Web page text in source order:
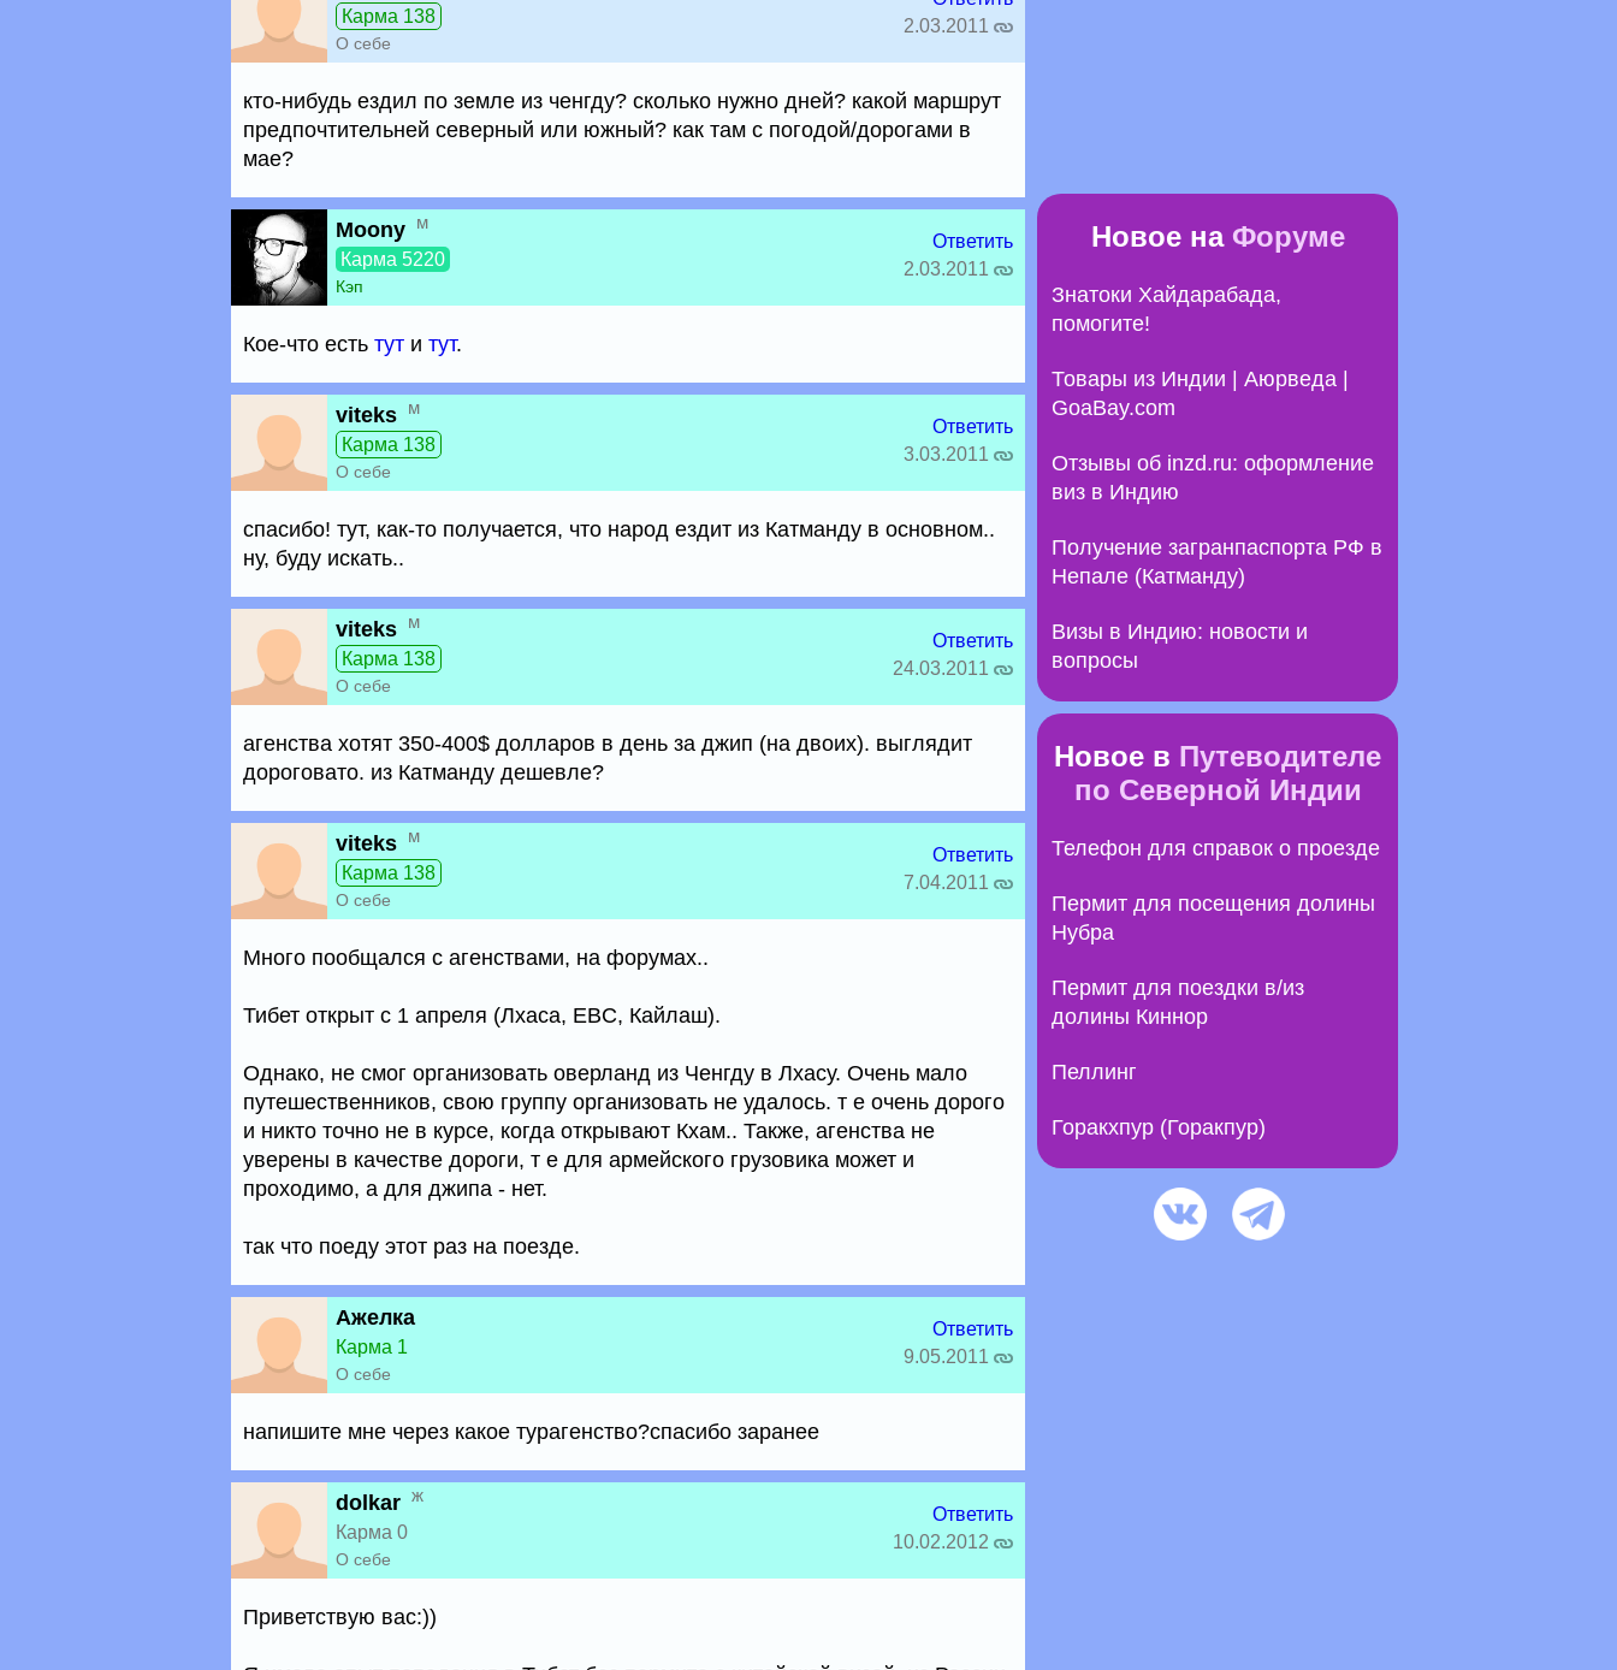
Карма 138
О себе
2.03.2011
кто-нибудь ездил по земле из ченгду? сколько нужно дней? какой маршрут
предпочтительней северный или южный? как там с погодой/дорогами в
мае?
Moony м
Карма 5220
Кэп
Ответить
2.03.2011
Кое-что есть тут и тут.
viteks м
Карма 138
О себе
Ответить
3.03.2011
спасибо! тут, как-то получается, что народ ездит из Катманду в основном..
ну, буду искать..
viteks м
Карма 138
О себе
Ответить
24.03.2011
агенства хотят 350-400$ долларов в день за джип (на двоих). выглядит
дороговато. из Катманду дешевле?
viteks м
Карма 138
О себе
Ответить
7.04.2011
Много пообщался с агенствами, на форумах..
Тибет открыт с 1 апреля (Лхаса, EBC, Кайлаш).
Однако, не смог организовать оверланд из Ченгду в Лхасу. Очень мало
путешественников, свою группу организовать не удалось. т е очень дорого
и никто точно не в курсе, когда открывают Кхам.. Также, агенства не
уверены в качестве дороги, т е для армейского грузовика может и
проходимо, а для джипа - нет.
так что поеду этот раз на поезде.
Ажелка
Карма 1
О себе
Ответить
9.05.2011
напишите мне через какое турагенство?спасибо заранее
dolkar ж
Карма 0
О себе
Ответить
10.02.2012
Приветствую вас:))
Новое на Форуме
Знатоки Хайдарабада,
помогите!
Товары из Индии | Аюрведа |
GoaBay.com
Отзывы об inzd.ru: оформление
виз в Индию
Получение загранпаспорта РФ в
Непале (Катманду)
Визы в Индию: новости и
вопросы
Новое в Путеводителе
по Северной Индии
Телефон для справок о проезде
Пермит для посещения долины
Нубра
Пермит для поездки в/из
долины Киннор
Пеллинг
Горакхпур (Горакпур)